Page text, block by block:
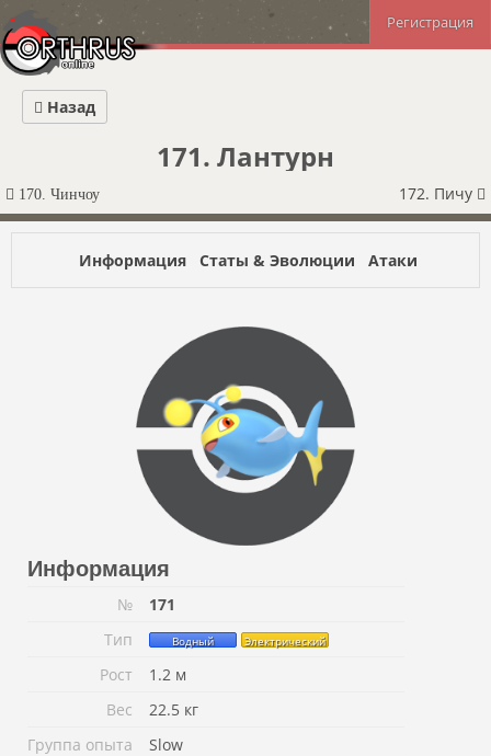
Регистрация
171. Лантурн
170. Чинчоу 172. Пичу
Назад
Информация Статы & Эволюции Атаки
Информация
№
171
Тип
Водный Электрический
Рост
1.2 м
Вес
22.5 кг
Группа опыта
Slow